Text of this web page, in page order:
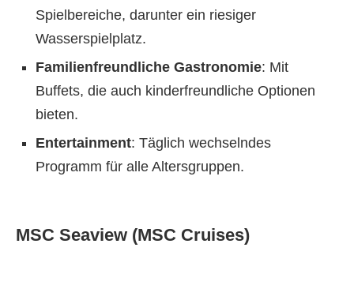
Spielbereiche, darunter ein riesiger
Wasserspielplatz.
Familienfreundliche Gastronomie: Mit
Buffets, die auch kinderfreundliche Optionen
bieten.
Entertainment: Täglich wechselndes
Programm für alle Altersgruppen.
MSC Seaview (MSC Cruises)